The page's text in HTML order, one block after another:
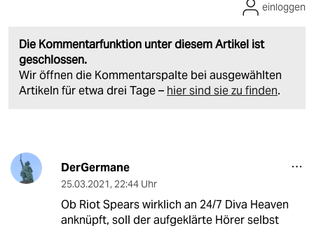
Die Kommentarfunktion unter diesem Artikel ist
geschlossen.
Wir öffnen die Kommentarspalte bei ausgewählten
Artikeln für etwa drei Tage – hier sind sie zu finden.
einloggen
DerGermane
25.03.2021, 22:44 Uhr
Ob Riot Spears wirklich an 24/7 Diva Heaven
anknüpft, soll der aufgeklärte Hörer selbst